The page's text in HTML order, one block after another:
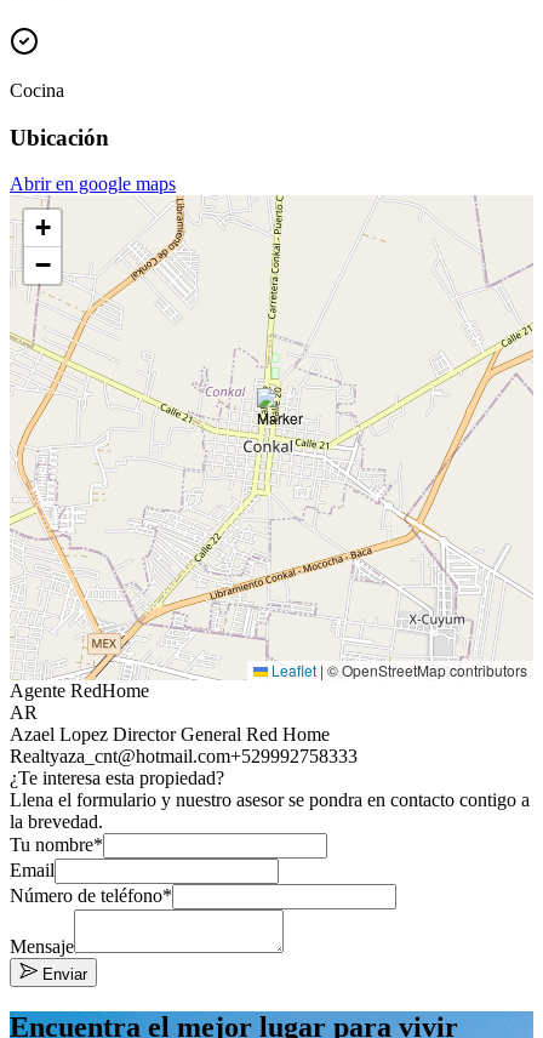
Cocina
Ubicación
Abrir en google maps
+
−
Leaflet | © OpenStreetMap contributors
Agente RedHome
AR
Azael Lopez Director General Red Home
Realtyaza_cnt@hotmail.com+529992758333
¿Te interesa esta propiedad?
Llena el formulario y nuestro asesor se pondra en contacto contigo a
la brevedad.
Tu nombre*
Email
Número de teléfono*
Mensaje
Enviar
Encuentra el mejor lugar para vivir